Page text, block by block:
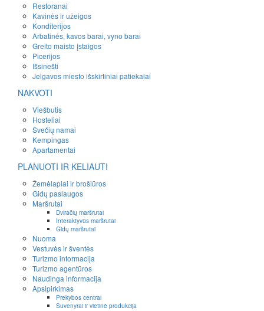
Restoranai
Kavinės ir užeigos
Konditerijos
Arbatinės, kavos barai, vyno barai
Greito maisto įstaigos
Picerijos
Išsinešti
Jelgavos miesto išskirtiniai patiekalai
NAKVOTI
Viešbutis
Hosteliai
Svečių namai
Kempingas
Apartamentai
PLANUOTI IR KELIAUTI
Žemėlapiai ir brošiūros
Gidų paslaugos
Maršrutai
Dviračių maršrutai
Interaktyvūs maršrutai
Gidų maršrutai
Nuoma
Vestuvės ir šventės
Turizmo informacija
Turizmo agentūros
Naudinga informacija
Apsipirkimas
Prekybos centrai
Suvenyrai ir vietinė produkcija